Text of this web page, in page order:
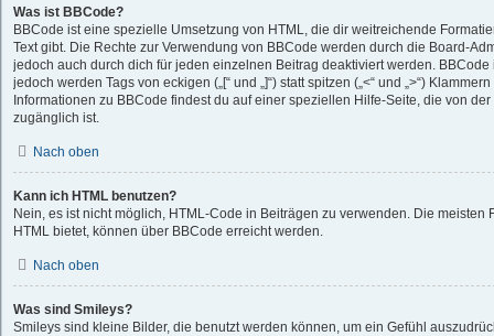
Was ist BBCode?
BBCode ist eine spezielle Umsetzung von HTML, die dir weitreichende
Text gibt. Die Rechte zur Verwendung von BBCode werden durch die Board-
jedoch auch durch dich für jeden einzelnen Beitrag deaktiviert werden.
jedoch werden Tags von eckigen („[“ und „]“) statt spitzen („<“ und „>“)
Informationen zu BBCode findest du auf einer speziellen Hilfe-Seite, die von
zugänglich ist.
Nach oben
Kann ich HTML benutzen?
Nein, es ist nicht möglich, HTML-Code in Beiträgen zu verwenden. Die meisten
HTML bietet, können über BBCode erreicht werden.
Nach oben
Was sind Smileys?
Smileys sind kleine Bilder, die benutzt werden können, um ein Gefühl